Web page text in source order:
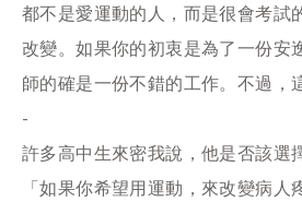
都不是愛運動的人，而是很會考試
改變。如果你的初衷是為了一份安
師的確是一份不錯的工作。不過，
-
許多高中生來密我說，他是否該選
「如果你希望用運動，來改變病人